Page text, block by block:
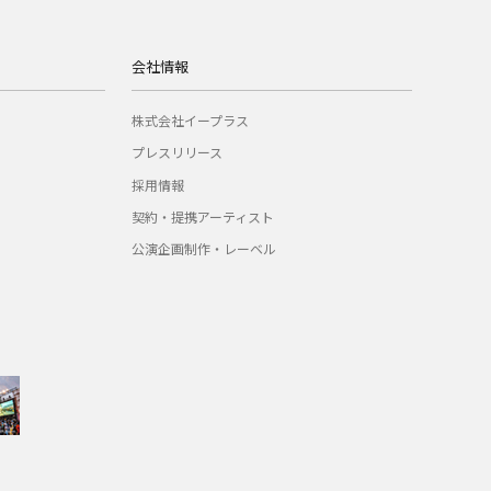
会社情報
株式会社イープラス
プレスリリース
採用情報
契約・提携アーティスト
公演企画制作・レーベル